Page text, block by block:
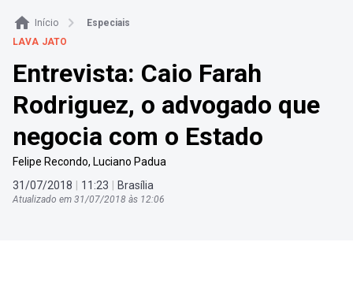
Início
Especiais
LAVA JATO
Entrevista: Caio Farah
Rodriguez, o advogado que
negocia com o Estado
Felipe Recondo, Luciano Padua
31/07/2018 11 :23 Brasília
Atualizado em 31/07/2018 às 12:06